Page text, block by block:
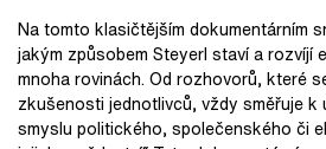
Na tomto klasičtějším dokumentárním
jakým způsobem Steyerl staví a rozvíjí
mnoha rovinách. Od rozhovorů, které
zkušenosti jednotlivců, vždy směřuje k
smyslu politického, společenského či